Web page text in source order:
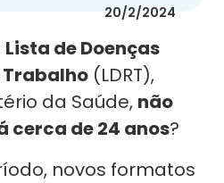
20/2/2024
Lista de Doenças
(LDRT),
da Saúde, não
cerca de 24 anos?
novos formatos